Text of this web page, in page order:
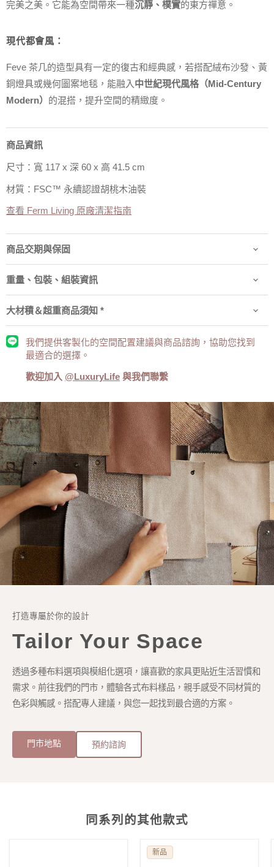
完美之美。它能為空間帶來一種沉靜、樸實的東方禪意。
現代都會風：
Feve 茶几的造型具有一定的復古和經典感，若搭配絨布沙發、黃
銅燈具或幾何圖案地毯，能融入 中世紀現代風格（Mid-Century
Modern） 的混搭，提升空間的精緻度。
商品資訊
尺寸：寬 117 x 深 60 x 高 41.5 cm
材質：FSC™ 永續認證胡桃木油裝
查看 Ferm Living 原廠清潔指南
商品交期與保固
重量、包裝、組裝資訊
大材積＆超重商品須知 *
我們提供客製化的空間配置建議與商品諮詢，協助您找到
最適合的選擇。
歡迎加入 @LuxuryLife 與我們聯繫
打造專屬於你的設計
Tailor Your Space
透過多種布料選項與模組化選項，讓喜歡的家具更貼近生活習慣和
需求。前往我們的門市，體驗各式布料樣品，親手感受不同材質的
色彩與觸感。搭配專人建議，與您一起找到最合適的方案。
門市地點 預約諮詢
同系列的其他款式
新品